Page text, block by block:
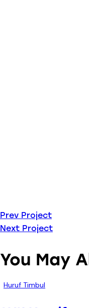
Prev Project
Next Project
You May
Huruf Timbul